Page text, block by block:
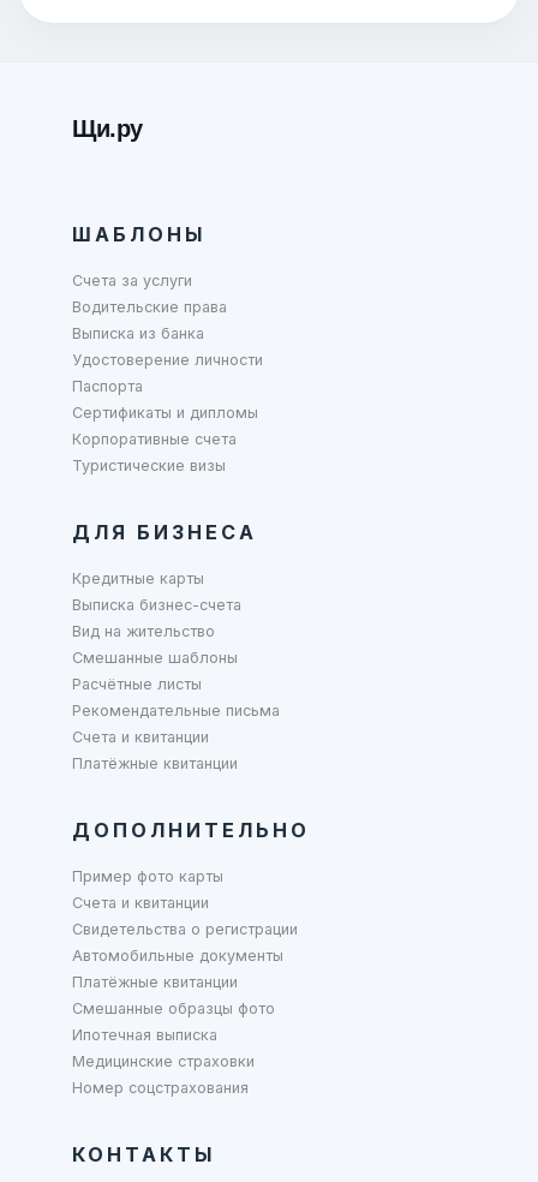
Щи.ру
ШАБЛОНЫ
Счета за услуги
Водительские права
Выписка из банка
Удостоверение личности
Паспорта
Сертификаты и дипломы
Корпоративные счета
Туристические визы
ДЛЯ БИЗНЕСА
Кредитные карты
Выписка бизнес-счета
Вид на жительство
Смешанные шаблоны
Расчётные листы
Рекомендательные письма
Счета и квитанции
Платёжные квитанции
ДОПОЛНИТЕЛЬНО
Пример фото карты
Счета и квитанции
Свидетельства о регистрации
Автомобильные документы
Платёжные квитанции
Смешанные образцы фото
Ипотечная выписка
Медицинские страховки
Номер соцстрахования
КОНТАКТЫ